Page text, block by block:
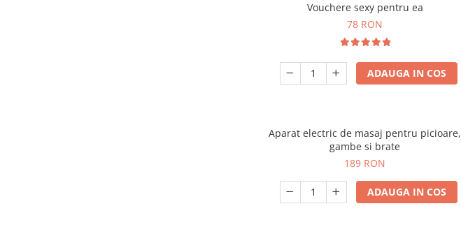
Vouchere sexy pentru ea
78 RON
ADAUGA IN COS
Aparat electric de masaj pentru picioare,
gambe si brate
189 RON
ADAUGA IN COS